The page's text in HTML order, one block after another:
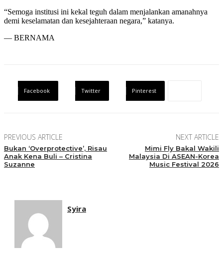
“Semoga institusi ini kekal teguh dalam menjalankan amanahnya
demi keselamatan dan kesejahteraan negara,” katanya.
— BERNAMA
Facebook Twitter Pinterest
PREVIOUS ARTICLE
Bukan ‘Overprotective’, Risau
Anak Kena Buli – Cristina
Suzanne
NEXT ARTICLE
Mimi Fly Bakal Wakili
Malaysia Di ASEAN-Korea
Music Festival 2026
Syira